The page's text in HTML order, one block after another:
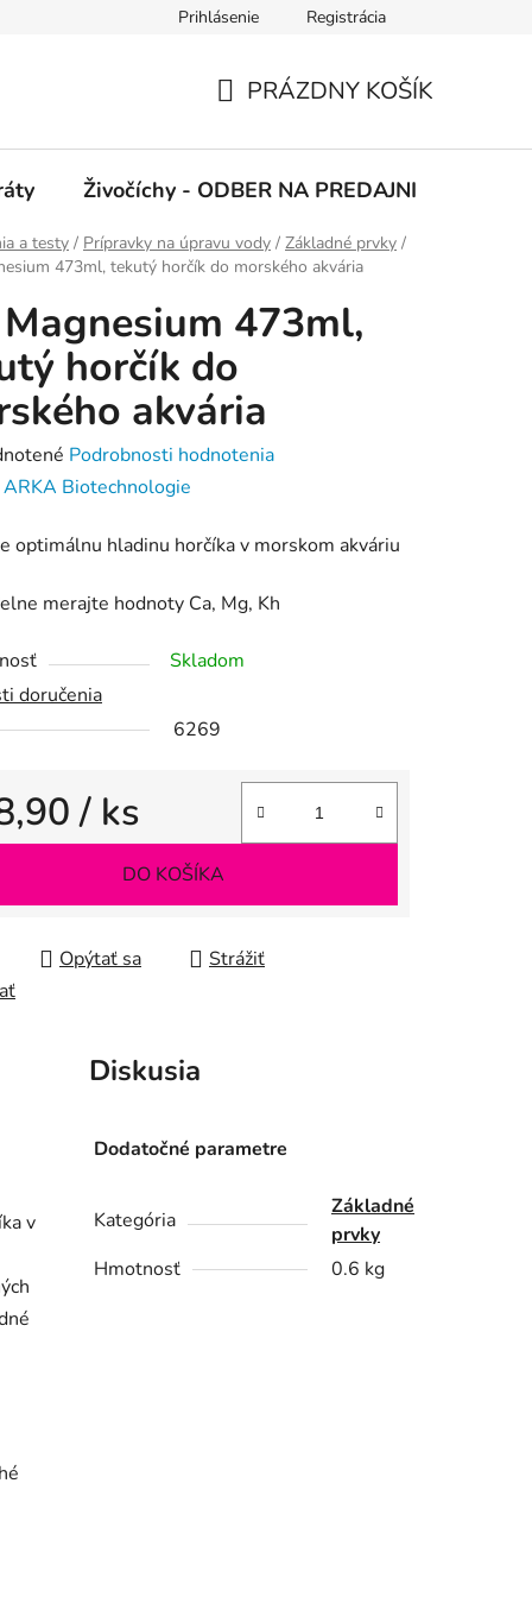
Ochrana osobných údajov
Prihlásenie Registrácia
KOŠÍK
PRÁZDNY KOŠÍK
Živočíchy - ODBER NA PREDAJNI
a testy / Prípravky na úpravu vody / Základné prvky /
473ml, tekutý horčík do morského akvária
473ml,
horčík do
akvária
Podrobnosti hodnotenia
ARKA Biotechnologie
optimálnu hladinu horčíka v morskom akváriu
merajte hodnoty Ca, Mg, Kh
Skladom
doručenia
6269
/ ks
cena:
DO KOŠÍKA
Opýtať sa
Strážiť
Diskusia
v
Dodatočné parametre
Kategória
Základné
prvky
Hmotnosť
0.6 kg